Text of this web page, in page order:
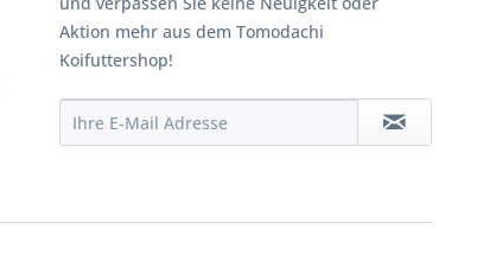
Aktion mehr aus dem Tomodachi
Koifuttershop!